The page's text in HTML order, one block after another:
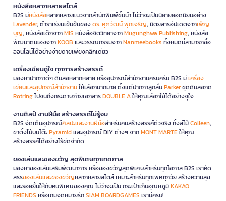
หนังสือหลากหลายสไตล์
B2S มีหนังสือหลากหลายแนวจากสำนักพิมพ์ชั้นนำ ไม่ว่าจะเป็นนิยายยอดนิยมอย่าง
Lavender, ตำราเรียนเข้มข้นของดร. ศุภวัฒน์ พุกเจริญ, นิตยสารอัปเดตจากเพ็ญ
บุญ, หนังสือเด็กจากMIS หนังสือจิตวิทยาจากMugunghwa Publishing, หนังสือ
พัฒนาตนเองจากKOOB และวรรณกรรมจากNanmeebooks ทั้งหมดนี้สามารถซื้อ
ออนไลน์ได้อย่างง่ายดายเพียงคลิกเดียว
เครื่องเขียนคู่ใจ ทุกการสร้างสรรค์
มองหาปากกาดีๆ ดินสอหลากหลาย หรืออุปกรณ์สำนักงานครบครัน B2S มีเครื่อง
เขียนและอุปกรณ์สำนักงานให้เลือกมากมาย ตั้งแต่ปากกาลูกลื่นParkerชุดดินสอกด
Rotringไปจนถึงกระดาษถ่ายเอกสารDOUBLE Aให้คุณเลือกใช้ได้อย่างจุใจ
งานศิลป์ งานฝีมือ สร้างสรรค์ไม่รู้จบ
B2S จัดเต็มอุปกรณ์ศิลปะและงานฝีมือสำหรับคนสร้างสรรค์ตัวจริง ทั้งสีไม้Colleen,
ขาตั้งไม้บนโต๊ะPyramidและอุปกรณ์ DIY ต่างๆ จากMONT MARTEให้คุณ
สร้างสรรค์ได้อย่างไร้ขีดจำกัด
ของเล่นและของขวัญ สุดพิเศษทุกเทศกาล
มองหาของเล่นเสริมพัฒนาการ หรือของขวัญสุดพิเศษสำหรับทุกโอกาส B2S เราคัด
สรรของเล่นและของขวัญหลากหลายสไตล์ เหมาะสำหรับทุกเพศทุกวัย สร้างความสุข
และรอยยิ้มให้กับคนพิเศษของคุณ ไม่ว่าจะเป็น กระเป๋าเก็บอุณหภูมิKAKAO
FRIENDS หรือเกมจดหมายรักSIAM BOARDGAMES เรามีครบ!